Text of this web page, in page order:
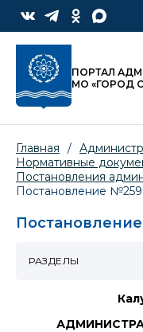
ПОРТАЛ
МО «ГОРОД
Главная /
Нормативные
Постановления
Постановление
РАЗДЕЛЫ